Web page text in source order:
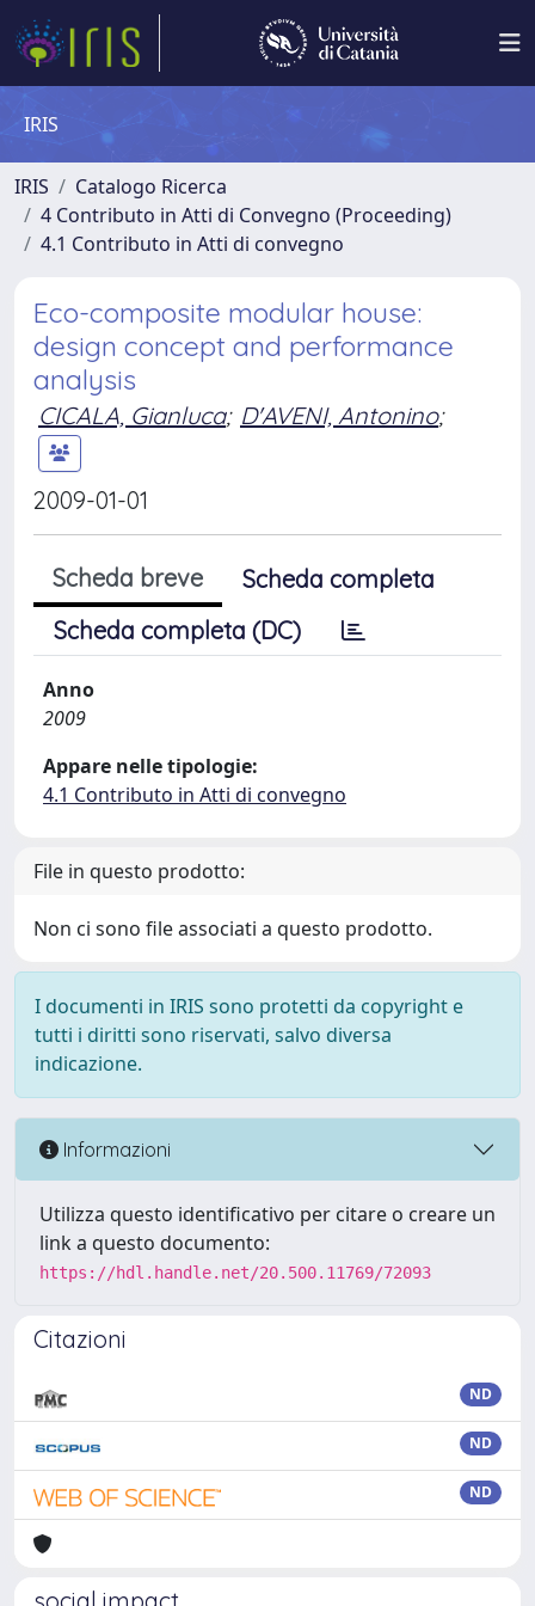
IRIS
IRIS
Catalogo Ricerca
4 Contributo in Atti di Convegno (Proceeding)
4.1 Contributo in Atti di convegno
Eco-composite modular house:
design concept and performance
analysis
CICALA, Gianluca; D'AVENI, Antonino;
2009-01-01
Scheda breve
Scheda completa
Scheda completa (DC)
Anno
2009
Appare nelle tipologie:
4.1 Contributo in Atti di convegno
File in questo prodotto:
Non ci sono file associati a questo prodotto.
I documenti in IRIS sono protetti da copyright e
tutti i diritti sono riservati, salvo diversa
indicazione.
Informazioni
Utilizza questo identificativo per citare o creare un
link a questo documento:
https://hdl.handle.net/20.500.11769/72093
Citazioni
ND
ND
ND